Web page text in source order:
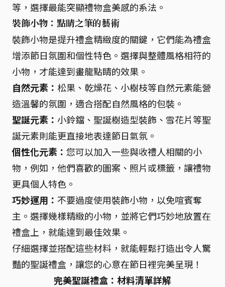
等，選擇最能突顯禮物盒美感的系法。
裝飾小物：點睛之筆的藝術
裝飾小物是提升禮盒精緻度的關鍵，它們能為禮盒
增添節日氛圍和個性特色。選擇與整體風格相符的
小物，才能達到畫龍點睛的效果。
自然元素： 松果、乾燥花、小樹枝等自然元素能營
造溫馨的氛圍，適合搭配自然風格的包裝。
聖誕元素： 小鈴鐺、聖誕樹造型裝飾、雪花片等聖
誕元素則能更直接地表達節日氣氛。
個性化元素： 您可以加入一些與收禮人相關的小
物，例如，他們喜歡的圖案、照片或標籤，讓禮物
更具個人特色。
巧妙運用： 不要過度使用裝飾小物，以免喧賓奪
主。選擇幾樣精緻的小物，並將它們巧妙地放置在
禮盒上，就能達到最佳效果。
仔細選擇並搭配這些材料，就能輕鬆打造出令人驚
豔的聖誕禮盒，讓您的心意在節日裡完美呈現！
完美聖誕禮盒：材料清單詳解